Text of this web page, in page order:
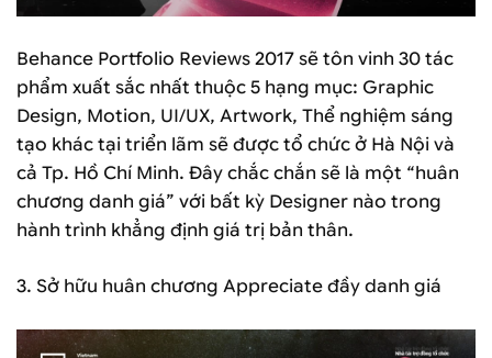
Behance Portfolio Reviews 2017 sẽ tôn vinh 30 tác
phẩm xuất sắc nhất thuộc 5 hạng mục: Graphic
Design, Motion, UI/UX, Artwork, Thể nghiệm sáng
tạo khác tại triển lãm sẽ được tổ chức ở Hà Nội và
cả Tp. Hồ Chí Minh. Đây chắc chắn sẽ là một “huân
chương danh giá” với bất kỳ Designer nào trong
hành trình khẳng định giá trị bản thân.
3. Sở hữu huân chương Appreciate đầy danh giá